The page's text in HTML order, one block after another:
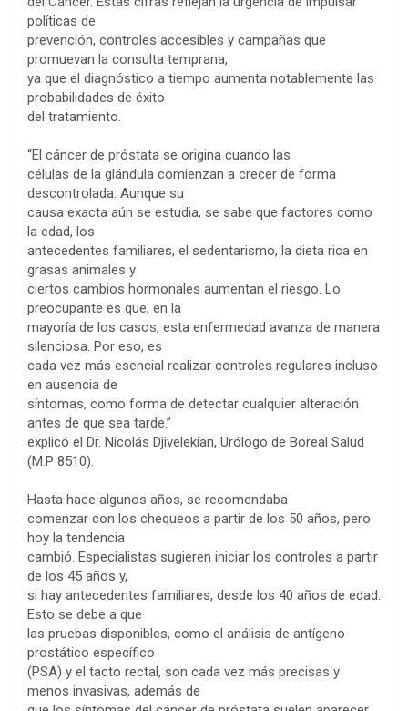
políticas de
prevención, controles accesibles y campañas que
promuevan la consulta temprana,
ya que el diagnóstico a tiempo aumenta notablemente las
probabilidades de éxito
del tratamiento.
“El cáncer de próstata se origina cuando las
células de la glándula comienzan a crecer de forma
descontrolada. Aunque su
causa exacta aún se estudia, se sabe que factores como
la edad, los
antecedentes familiares, el sedentarismo, la dieta rica en
grasas animales y
ciertos cambios hormonales aumentan el riesgo. Lo
preocupante es que, en la
mayoría de los casos, esta enfermedad avanza de manera
silenciosa. Por eso, es
cada vez más esencial realizar controles regulares incluso
en ausencia de
síntomas, como forma de detectar cualquier alteración
antes de que sea tarde.”
explicó el Dr. Nicolás Djivelekian, Urólogo de Boreal Salud
(M.P 8510).
Hasta hace algunos años, se recomendaba
comenzar con los chequeos a partir de los 50 años, pero
hoy la tendencia
cambió. Especialistas sugieren iniciar los controles a partir
de los 45 años y,
si hay antecedentes familiares, desde los 40 años de edad.
Esto se debe a que
las pruebas disponibles, como el análisis de antígeno
prostático específico
(PSA) y el tacto rectal, son cada vez más precisas y
menos invasivas, además de